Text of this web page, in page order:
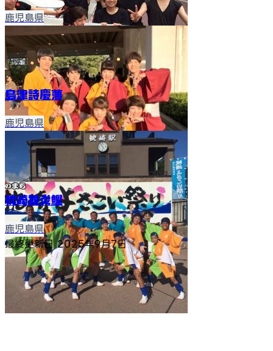
鹿児島県
島津詩慶藩
鹿児島県
枕崎舞炎鰹
鹿児島県
最終更新日2025年9月7日